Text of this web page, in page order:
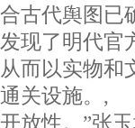
合古代舆图已
发现了明代官
从而以实物和
通关设施。,
开放性。”张